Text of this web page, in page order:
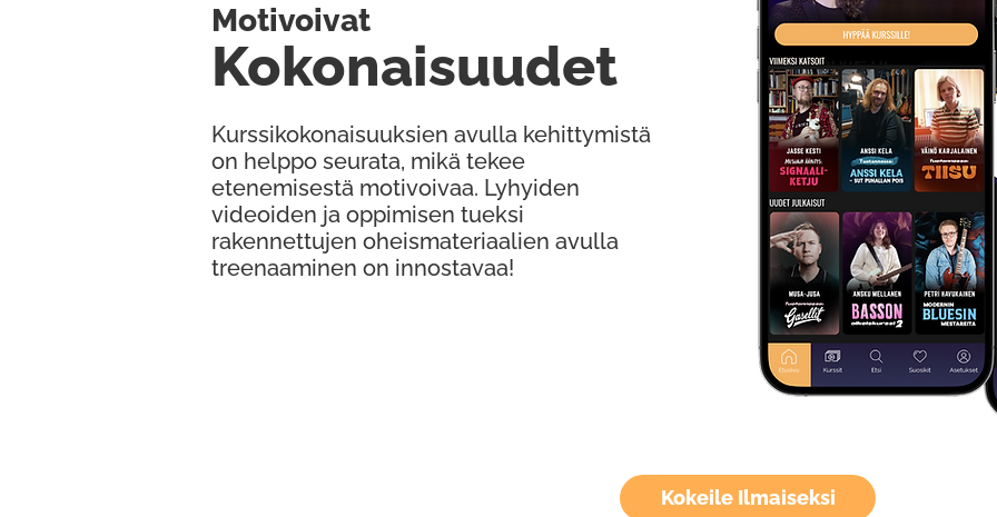
Kokeile Ilmaiseksi
Kurssikokonaisuuksien avulla kehittymistä
on helppo seurata, mikä tekee
etenemisestä motivoivaa. Lyhyiden
videoiden ja oppimisen tueksi
rakennettujen oheismateriaalien avulla
treenaaminen on innostavaa!
Kokonaisuudet
Motivoivat